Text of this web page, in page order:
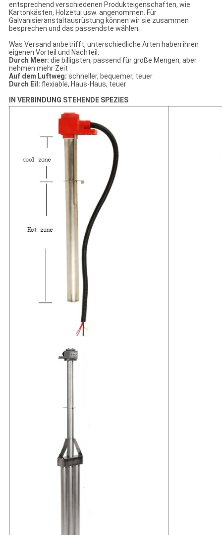
entsprechend verschiedenen Produkteigenschaften, wie
Kartonkästen, Holzetui usw. angenommen. Für
Galvanisieranstaltausrüstung können wir sie zusammen
besprechen und das passendste wählen.
Was Versand anbetrifft, unterschiedliche Arten haben ihren
eigenen Vorteil und Nachteil:
Durch Meer: die billigsten, passend für große Mengen, aber
nehmen mehr Zeit
Auf dem Luftweg: schneller, bequemer, teuer
Durch Eil: flexiable, Haus-Haus, teuer
IN VERBINDUNG STEHENDE SPEZIES